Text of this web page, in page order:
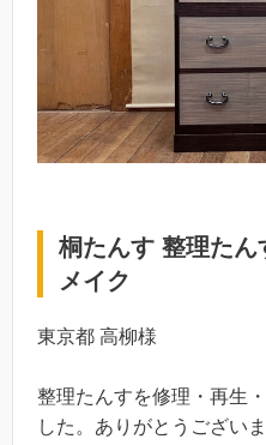
桐たんす 整理た
メイク
東京都 高柳様
整理たんすを修理・再生
した。ありがとうございま